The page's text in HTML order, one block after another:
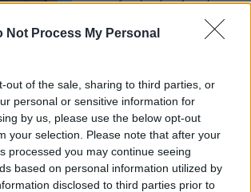
Not Process My Personal
out of the sale, sharing to third parties, or
personal or sensitive information for
by us, please use the below opt-out
your selection. Please note that after your
processed you may continue seeing
based on personal information utilized by
disclosed to third parties prior to
1,1 milionu lidí, tedy zhruba 40 % osob žijících v
dostupnosti bydlení je kromě nové výstavby
využívat také renovace stávajících budov. Ty
snižovat jeho dlouhodobé provozní
domácností totiž vydává na bydlení více
moratoria na hlubokomořskou
46 států. ČR mezi nimi zatím chybí